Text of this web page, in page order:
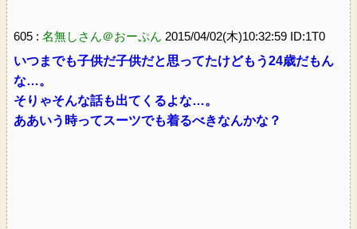
605 : 名無しさん＠おーぷん 2015/04/02(木)10:32:59 ID:1T0
いつまでも子供だ子供だと思ってたけどもう24歳だもん
な…。
そりゃそんな話も出てくるよな…。
ああいう時ってスーツでも着るべきなんかな？